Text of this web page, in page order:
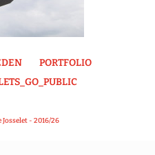
PORTFOLIO
- 2016/26